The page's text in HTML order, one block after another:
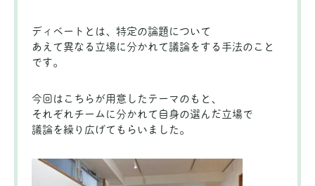
ディベートとは、特定の論題について
あえて異なる立場に分かれて議論をする手法のこと
です。
今回はこちらが用意したテーマのもと、
それぞれチームに分かれて自身の選んだ立場で
議論を繰り広げてもらいました。